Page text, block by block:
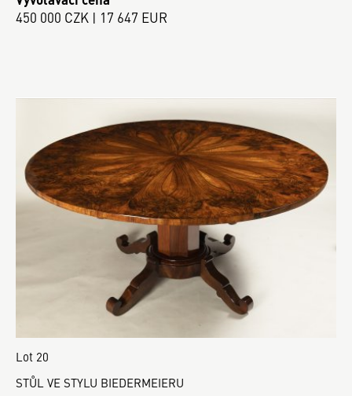
450 000 CZK | 17 647 EUR
Lot 20
STŮL VE STYLU BIEDERMEIERU